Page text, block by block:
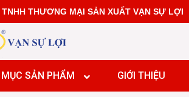
TNHH THƯƠNG MẠI SẢN XUẤT VẠN SỰ LỢI
SẢN PHẨM GIỚI THIỆU